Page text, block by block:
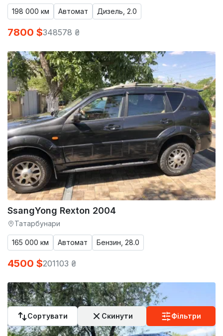
198 000 км Автомат Дизель, 2.0
7800 $348578 ₴
SsangYong Rexton 2004
Татарбунари
165 000 км Автомат Бензин, 28.0
4500 $201103 ₴
Сортувати Скинути Фільтри